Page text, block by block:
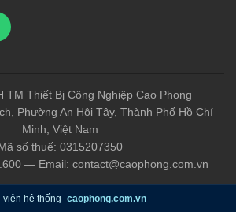
TM Thiết Bị Công Nghiệp Cao Phong
Phường An Hội Tây, Thành Phố Hồ Chí
Minh, Việt Nam
số thuế: 0315207350
— Email: contact@caophong.com.vn
viên hệ thống caophong.com.vn